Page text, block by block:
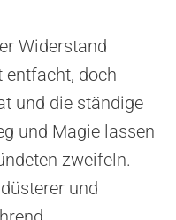
Widerstand
entfacht, doch
und die ständige
und Magie lassen
zweifeln.
und